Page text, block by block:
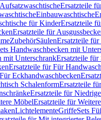
AufsatzwaschtischeErsatzteile
Einbauwaschtische
für KinderErsatzteile
Ersatzteile für
ZubehörSäulenErsatzteile für
Handwaschbecken mit
mit UnterschrankErsatzteile für
Ersatzteile für Für
Für Eckhandwaschbecken
SchalenformErsatzteile
Ersatzteile für
MöbelErsatzteile für
LichtelementeGriffeSets